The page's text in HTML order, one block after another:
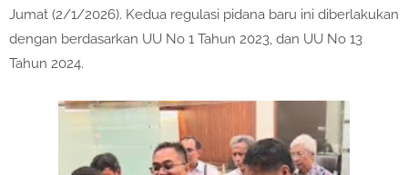
Jumat (2/1/2026). Kedua regulasi pidana baru ini diberlakukan
dengan berdasarkan UU No 1 Tahun 2023, dan UU No 13
Tahun 2024.